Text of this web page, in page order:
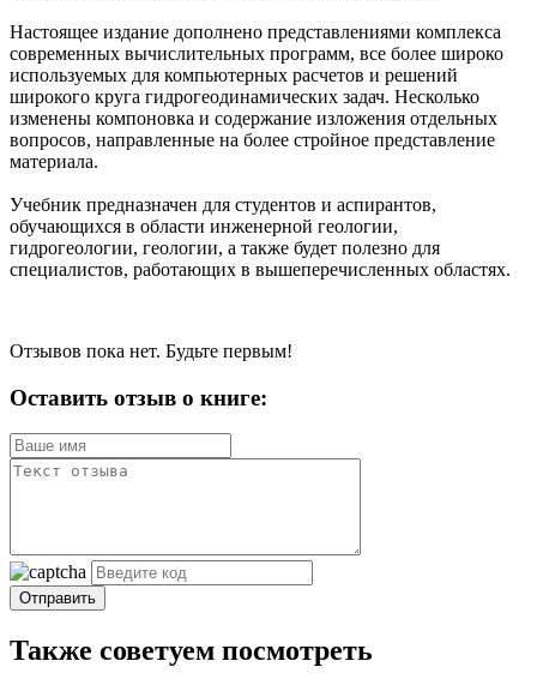
Настоящее издание дополнено представлениями комплекса
современных вычислительных программ, все более широко
используемых для компьютерных расчетов и решений
широкого круга гидрогеодинамических задач. Несколько
изменены компоновка и содержание изложения отдельных
вопросов, направленные на более стройное представление
материала.
Учебник предназначен для студентов и аспирантов,
обучающихся в области инженерной геологии,
гидрогеологии, геологии, а также будет полезно для
специалистов, работающих в вышеперечисленных областях.
Отзывов пока нет. Будьте первым!
Оставить отзыв о книге:
Отправить
Также советуем посмотреть